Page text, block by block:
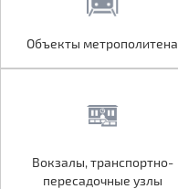
Вокзалы, транспортно-
пересадочные узлы
Объекты метрополитена
Вокзалы, транспортно-
пересадочные узлы